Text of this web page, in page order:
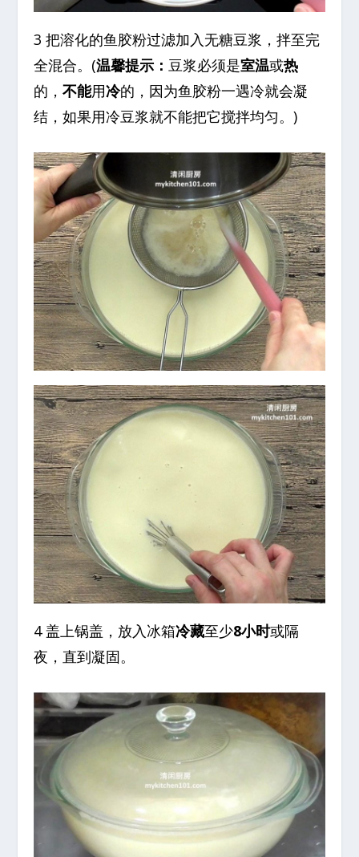
3 把溶化的鱼胶粉过滤加入无糖豆浆，拌至完
全混合。(温馨提示： 豆浆必须是室温或热
的，不能用冷的，因为鱼胶粉一遇冷就会凝
结，如果用冷豆浆就不能把它搅拌均匀。)
4 盖上锅盖，放入冰箱冷藏至少8小时或隔
夜，直到凝固。